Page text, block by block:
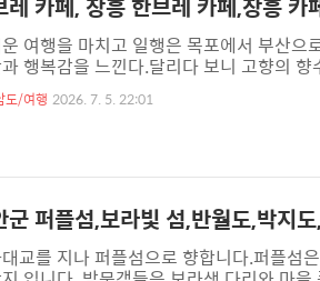
여행을 마치고 일행은 목포에서 부산
행복감을 느낀다.달리다 보니 고향의
우리 회원 동생이 운영한 카페로 아들
화로 가꾸워 놓은 화분들이 시선을 압도
도/여행 2026. 7. 5. 22:01
군 퍼플섬,보라빛 섬,반월도,박지
교를 지나 퍼플섬으로 향합니다.퍼플섬